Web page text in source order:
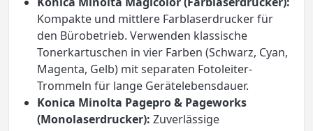
Kompakte und mittlere Farblaserdrucker für
den Bürobetrieb. Verwenden klassische
Tonerkartuschen in vier Farben (Schwarz, Cyan,
Magenta, Gelb) mit separaten Fotoleiter-
Trommeln für lange Gerätelebensdauer.
Konica Minolta Pagepro & Pageworks
(Monolaserdrucker): Zuverlässige